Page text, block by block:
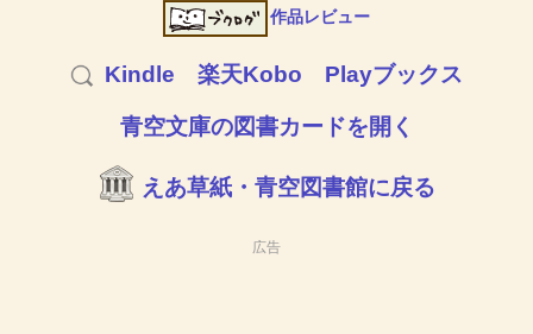
作品レビュー
Kindle 楽天Kobo Playブックス
青空文庫の図書カードを開く
えあ草紙・青空図書館に戻る
広告